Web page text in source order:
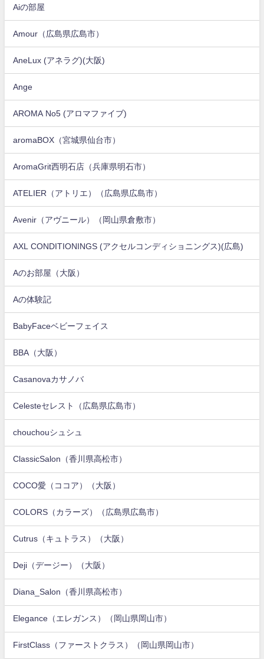
Aiの部屋
Amour（広島県広島市）
AneLux (アネラグ)(大阪)
Ange
AROMA No5 (アロマファイブ)
aromaBOX（宮城県仙台市）
AromaGrit西明石店（兵庫県明石市）
ATELIER（アトリエ）（広島県広島市）
Avenir（アヴニール）（岡山県倉敷市）
AXL CONDITIONINGS (アクセルコンディショニングス)(広島)
Aのお部屋（大阪）
Aの体験記
BabyFaceベビーフェイス
BBA（大阪）
Casanovaカサノバ
Celesteセレスト（広島県広島市）
chouchouシュシュ
ClassicSalon（香川県高松市）
COCO愛（ココア）（大阪）
COLORS（カラーズ）（広島県広島市）
Cutrus（キュトラス）（大阪）
Deji（デージー）（大阪）
Diana_Salon（香川県高松市）
Elegance（エレガンス）（岡山県岡山市）
FirstClass（ファーストクラス）（岡山県岡山市）